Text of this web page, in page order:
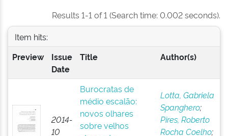
Results 1-1 of 1 (Search time: 0.002 seconds).
Item hits:
Preview
Issue
Date
Title Author(s)
2014-
10
Burocratas de
médio escalão:
novos olhares
sobre velhos
Lotta, Gabriela
Spanghero;
Pires, Roberto
Rocha Coelho;